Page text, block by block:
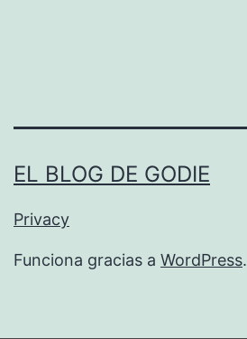
EL BLOG DE GODIE
Privacy
Funciona gracias a WordPress.